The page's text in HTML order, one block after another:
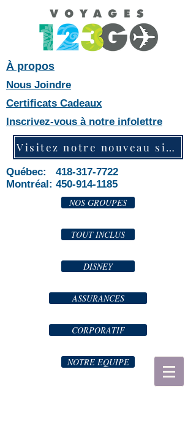
À propos
Nous Joindre
Certificats Cadeaux
Inscrivez-vous à notre infolettre
Visitez notre nouveau site web!
Québec: 418-317-7722
Montréal: 450-914-1185
NOS GROUPES
TOUT INCLUS
DISNEY
ASSURANCES
CORPORATIF
NOTRE EQUIPE